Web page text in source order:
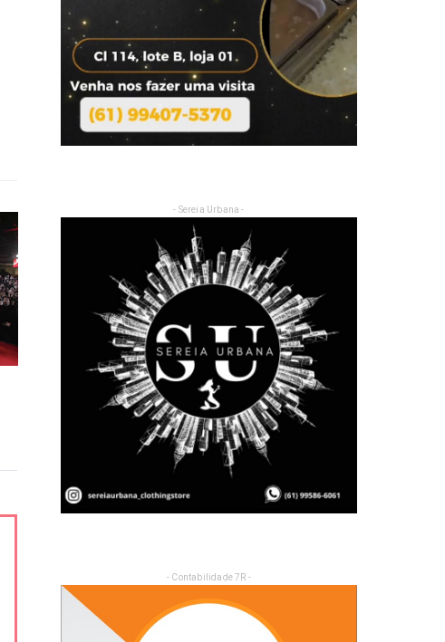
- Sereia Urbana -
- Contabilidade 7R -